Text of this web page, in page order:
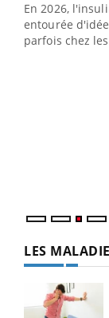
En 2026,
entourée
parfois chez
LES